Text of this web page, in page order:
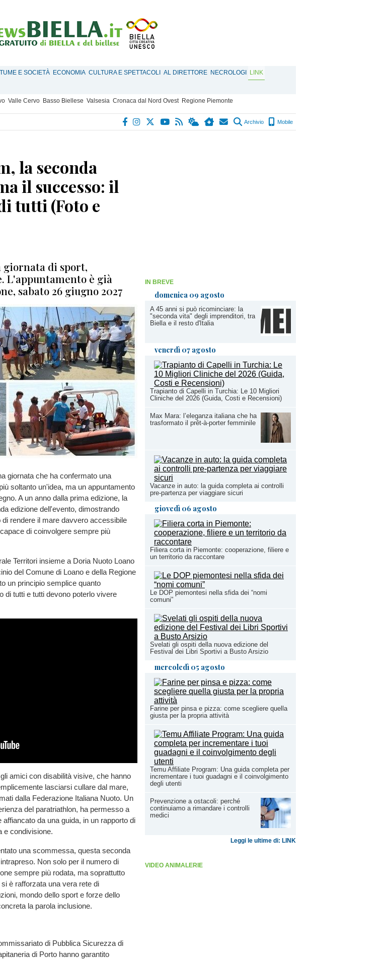
E SOCIETÀ ECONOMIA CULTURA E SPETTACOLI AL DIRETTORE NECROLOGI
LINK
Valle Cervo Basso Biellese Valsesia Cronaca dal Nord Ovest Regione Piemonte
Archivio Mobile
IN BREVE
domenica 09 agosto
A 45 anni si può ricominciare: la
"seconda vita" degli imprenditori, tra
Biella e il resto d'Italia
venerdì 07 agosto
Trapianto di Capelli in Turchia: Le 10 Migliori
Cliniche del 2026 (Guida, Costi e Recensioni)
Max Mara: l’eleganza italiana che ha
trasformato il prêt-à-porter femminile
Vacanze in auto: la guida completa ai controlli
pre-partenza per viaggiare sicuri
giovedì 06 agosto
Filiera corta in Piemonte: cooperazione, filiere e
un territorio da raccontare
Le DOP piemontesi nella sfida dei “nomi
comuni”
Svelati gli ospiti della nuova edizione del
Festival dei Libri Sportivi a Busto Arsizio
mercoledì 05 agosto
Farine per pinsa e pizza: come scegliere quella
giusta per la propria attività
Temu Affiliate Program: Una guida completa per
incrementare i tuoi guadagni e il coinvolgimento
degli utenti
Prevenzione a ostacoli: perché
continuiamo a rimandare i controlli
medici
Leggi le ultime di: LINK
VIDEO ANIMALERIE
la seconda
il successo: il
tutti (Foto e
giornata di sport,
L'appuntamento è già
sabato 26 giugno 2027
giornata che ha confermato una
soltanto un'idea, ma un appuntamento
A un anno dalla prima edizione, la
edizione dell'evento, dimostrando
rendere il mare davvero accessibile
di coinvolgere sempre più
Territori insieme a Doria Nuoto Loano
del Comune di Loano e della Regione
un principio semplice quanto
di tutti e tutti devono poterlo vivere
amici con disabilità visive, che hanno
lasciarsi cullare dal mare,
dalla Federazione Italiana Nuoto. Un
del paratriathlon, ha permesso a
da una guida, in un rapporto di
e condivisione.
una scommessa, questa seconda
Non solo per il numero di
sempre più rodata, ma soprattutto
è rafforzata una vera rete di
mondo dello sport e forze dello
la parola inclusione.
di Pubblica Sicurezza di
di Porto hanno garantito